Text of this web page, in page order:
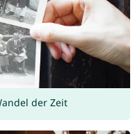
der Zeit